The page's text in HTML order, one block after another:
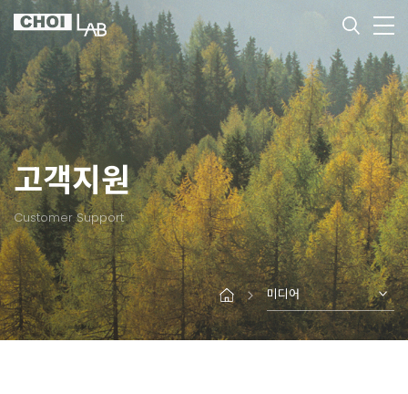
고객지원
Customer Support
미디어